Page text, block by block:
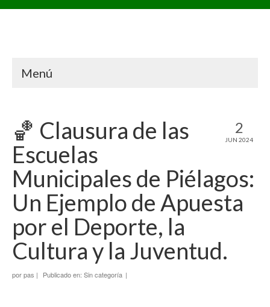
Menú
2
JUN 2024
🏀 Clausura de las
Escuelas
Municipales de Piélagos:
Un Ejemplo de Apuesta
por el Deporte, la
Cultura y la Juventud.
porpas | Publicado en: Sin categoría |